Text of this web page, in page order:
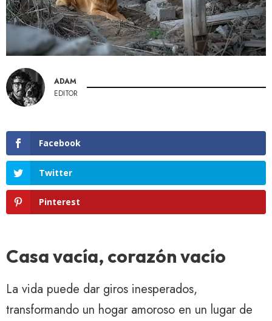
ADAM
EDITOR
Facebook
Twitter
Pinterest
Casa vacía, corazón vacío
La vida puede dar giros inesperados,
transformando un hogar amoroso en un lugar de